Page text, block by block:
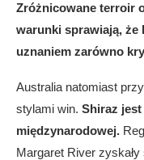
Zróżnicowane terroir
warunki sprawiają, że
uznaniem zarówno
Australia natomiast
stylami win. Shiraz
międzynarodowej.
Margaret River